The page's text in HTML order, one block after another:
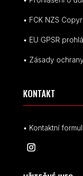
• FCK NZS
• EU GPSR p
• Zásady
KONTAKT
• Kontaktní